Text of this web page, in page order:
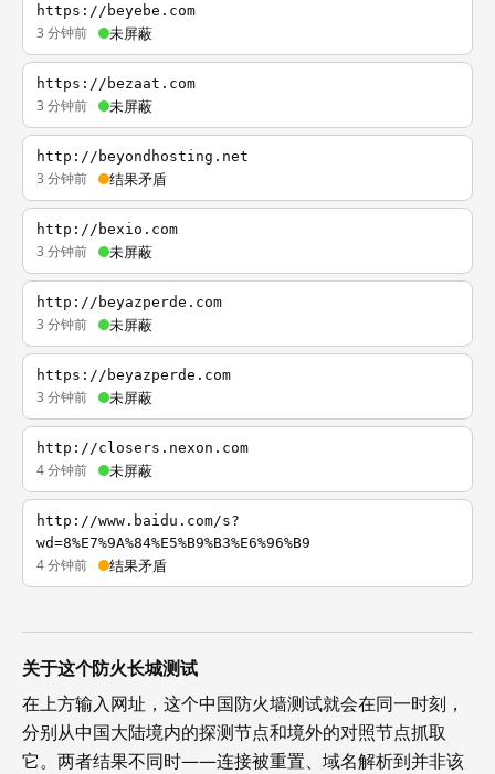
https://beyebe.com
3 分钟前 未屏蔽
https://bezaat.com
3 分钟前 未屏蔽
http://beyondhosting.net
3 分钟前 结果矛盾
http://bexio.com
3 分钟前 未屏蔽
http://beyazperde.com
3 分钟前 未屏蔽
https://beyazperde.com
3 分钟前 未屏蔽
http://closers.nexon.com
4 分钟前 未屏蔽
http://www.baidu.com/s?
wd=8%E7%9A%84%E5%B9%B3%E6%96%B9
4 分钟前 结果矛盾
关于这个防火长城测试
在上方输入网址，这个中国防火墙测试就会在同一时刻，
分别从中国大陆境内的探测节点和境外的对照节点抓取
它。两者结果不同时——连接被重置、域名解析到并非该